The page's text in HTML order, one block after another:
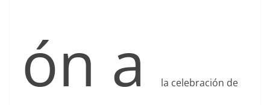
ón a la celebración de